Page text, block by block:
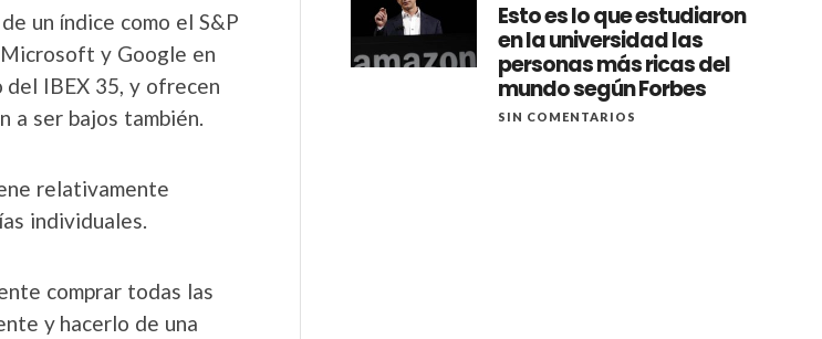
un índice como el S&P
Microsoft y Google en
del IBEX 35, y ofrecen
a ser bajos también.
relativamente
individuales.
comprar todas las
y hacerlo de una
Esto es lo que estudiaron
en la universidad las
personas más ricas del
mundo según Forbes
SIN COMENTARIOS